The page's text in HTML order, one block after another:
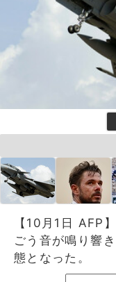
【10月1日 AFP
ごう音が鳴り響
態となった。